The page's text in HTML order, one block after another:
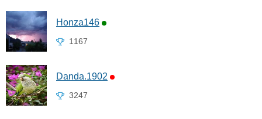
Honza146
1167
Danda.1902
3247